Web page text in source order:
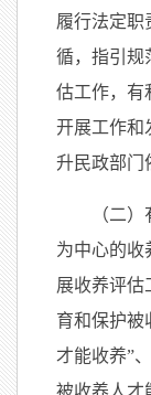
履行法定职
循，指引规
估工作，有
开展工作和
升民政部门
（二
为中心的收
展收养评估
育和保护被
才能收养”
被收养人才